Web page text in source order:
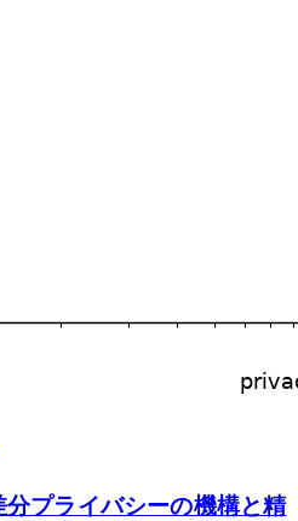
プライバシーの機構と精